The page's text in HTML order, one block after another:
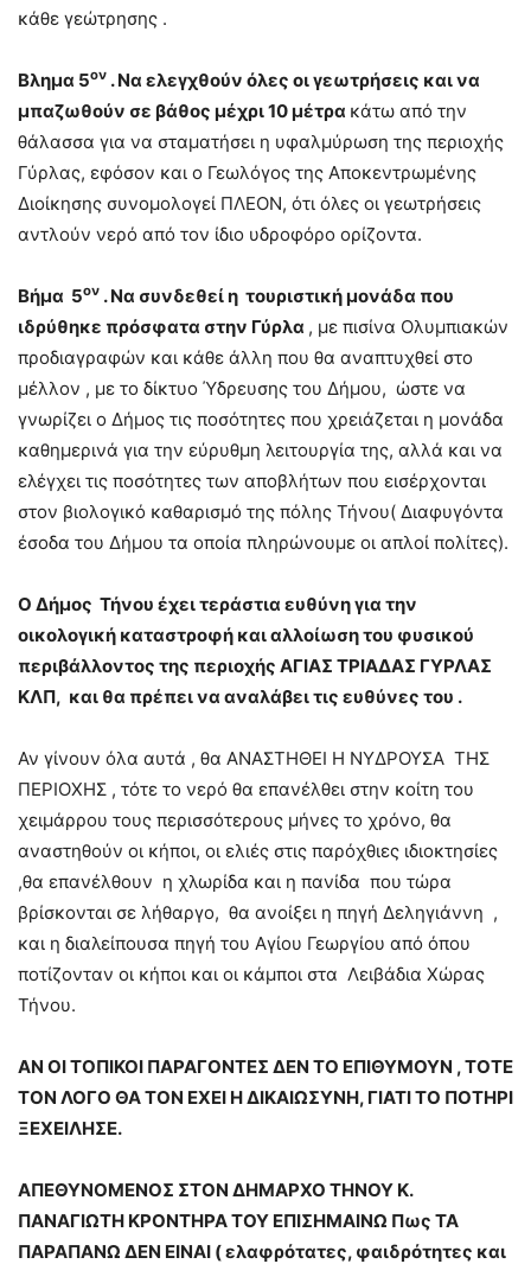
κάθε γεώτρησης .
Βλημα 5ον . Να ελεγχθούν όλες οι γεωτρήσεις και να
μπαζωθούν σε βάθος μέχρι 10 μέτρα κάτω από την
θάλασσα για να σταματήσει η υφαλμύρωση της περιοχής
Γύρλας, εφόσον και ο Γεωλόγος της Αποκεντρωμένης
Διοίκησης συνομολογεί ΠΛΕΟΝ, ότι όλες οι γεωτρήσεις
αντλούν νερό από τον ίδιο υδροφόρο ορίζοντα.
Βήμα 5ον . Να συνδεθεί η τουριστική μονάδα που
ιδρύθηκε πρόσφατα στην Γύρλα , με πισίνα Ολυμπιακών
προδιαγραφών και κάθε άλλη που θα αναπτυχθεί στο
μέλλον , με το δίκτυο Ύδρευσης του Δήμου, ώστε να
γνωρίζει ο Δήμος τις ποσότητες που χρειάζεται η μονάδα
καθημερινά για την εύρυθμη λειτουργία της, αλλά και να
ελέγχει τις ποσότητες των αποβλήτων που εισέρχονται
στον βιολογικό καθαρισμό της πόλης Τήνου( Διαφυγόντα
έσοδα του Δήμου τα οποία πληρώνουμε οι απλοί πολίτες).
Ο Δήμος Τήνου έχει τεράστια ευθύνη για την
οικολογική καταστροφή και αλλοίωση του φυσικού
περιβάλλοντος της περιοχής ΑΓΙΑΣ ΤΡΙΑΔΑΣ ΓΥΡΛΑΣ
ΚΛΠ, και θα πρέπει να αναλάβει τις ευθύνες του .
Αν γίνουν όλα αυτά , θα ΑΝΑΣΤΗΘΕΙ Η ΝΥΔΡΟΥΣΑ ΤΗΣ
ΠΕΡΙΟΧΗΣ , τότε το νερό θα επανέλθει στην κοίτη του
χειμάρρου τους περισσότερους μήνες το χρόνο, θα
αναστηθούν οι κήποι, οι ελιές στις παρόχθιες ιδιοκτησίες
,θα επανέλθουν η χλωρίδα και η πανίδα που τώρα
βρίσκονται σε λήθαργο, θα ανοίξει η πηγή Δεληγιάννη ,
και η διαλείπουσα πηγή του Αγίου Γεωργίου από όπου
ποτίζονταν οι κήποι και οι κάμποι στα Λειβάδια Χώρας
Τήνου.
ΑΝ ΟΙ ΤΟΠΙΚΟΙ ΠΑΡΑΓΟΝΤΕΣ ΔΕΝ ΤΟ ΕΠΙΘΥΜΟΥΝ , ΤΟΤΕ
ΤΟΝ ΛΟΓΟ ΘΑ ΤΟΝ ΕΧΕΙ Η ΔΙΚΑΙΩΣΥΝΗ, ΓΙΑΤΙ ΤΟ ΠΟΤΗΡΙ
ΞΕΧΕΙΛΗΣΕ.
ΑΠΕΘΥΝΟΜΕΝΟΣ ΣΤΟΝ ΔΗΜΑΡΧΟ ΤΗΝΟΥ Κ.
ΠΑΝΑΓΙΩΤΗ ΚΡΟΝΤΗΡΑ ΤΟΥ ΕΠΙΣΗΜΑΙΝΩ Πως ΤΑ
ΠΑΡΑΠΑΝΩ ΔΕΝ ΕΙΝΑΙ ( ελαφρότατες, φαιδρότητες και